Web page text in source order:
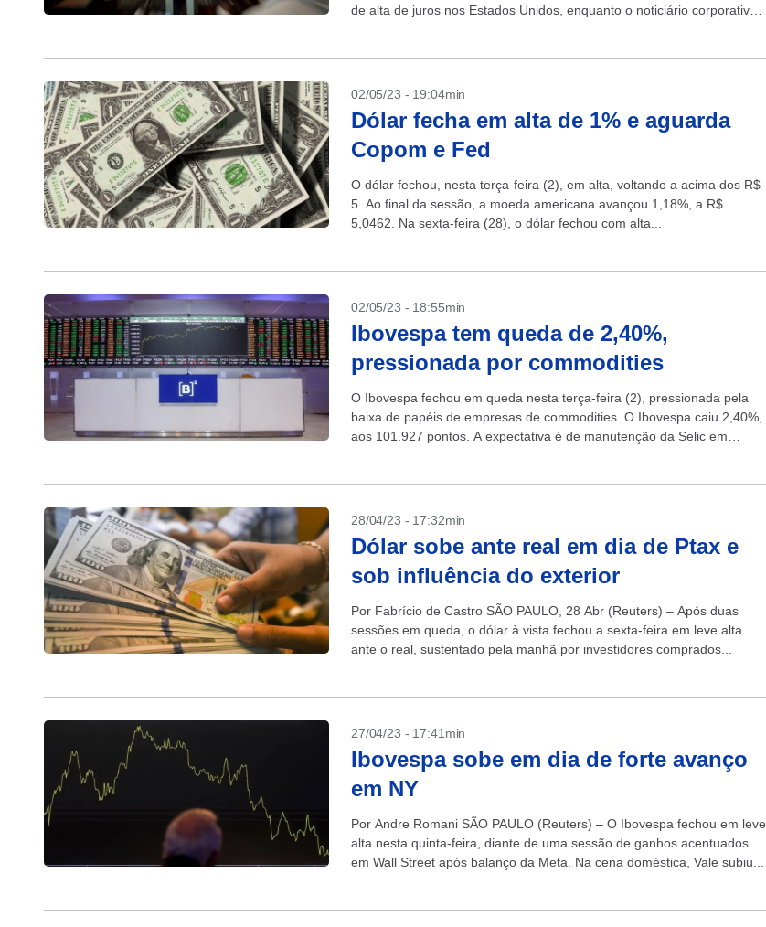
de alta de juros nos Estados Unidos, enquanto o noticiário corporativo
02/05/23 - 19:04min
Dólar fecha em alta de 1% e aguarda
Copom e Fed
O dólar fechou, nesta terça-feira (2), em alta, voltando a acima dos R$
5. Ao final da sessão, a moeda americana avançou 1,18%, a R$
5,0462. Na sexta-feira (28), o dólar fechou com alta...
02/05/23 - 18:55min
Ibovespa tem queda de 2,40%,
pressionada por commodities
O Ibovespa fechou em queda nesta terça-feira (2), pressionada pela
baixa de papéis de empresas de commodities. O Ibovespa caiu 2,40%,
aos 101.927 pontos. A expectativa é de manutenção da Selic em
28/04/23 - 17:32min
Dólar sobe ante real em dia de Ptax e
sob influência do exterior
Por Fabrício de Castro SÃO PAULO, 28 Abr (Reuters) – Após duas
sessões em queda, o dólar à vista fechou a sexta-feira em leve alta
ante o real, sustentado pela manhã por investidores comprados...
27/04/23 - 17:41min
Ibovespa sobe em dia de forte avanço
em NY
Por Andre Romani SÃO PAULO (Reuters) – O Ibovespa fechou em leve
alta nesta quinta-feira, diante de uma sessão de ganhos acentuados
em Wall Street após balanço da Meta. Na cena doméstica, Vale subiu...